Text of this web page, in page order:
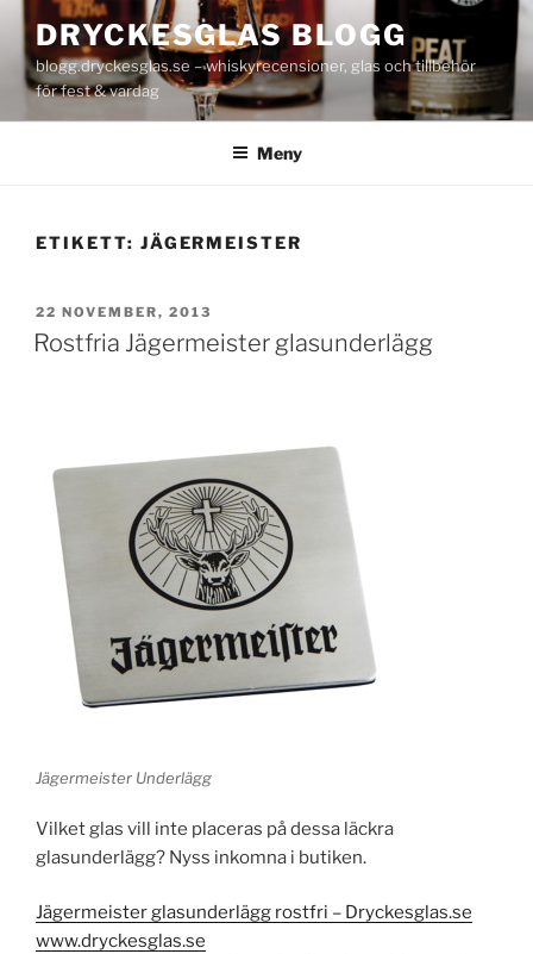
innehåll
DRYCKESGLAS BLOGG
blogg.dryckesglas.se – whiskyrecensioner, glas och tillbehör
för fest & vardag
Meny
ETIKETT: JÄGERMEISTER
PUBLICERAT
22 NOVEMBER, 2013
Rostfria Jägermeister glasunderlägg
Jägermeister Underlägg
Vilket glas vill inte placeras på dessa läckra
glasunderlägg? Nyss inkomna i butiken.
Jägermeister glasunderlägg rostfri – Dryckesglas.se
www.dryckesglas.se